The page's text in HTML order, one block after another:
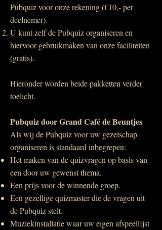
Pubquiz voor onze rekening (€10,- per
deelnemer).
U kunt zelf de Pubquiz organiseren en
hiervoor gebruikmaken van onze faciliteiten
(gratis).
Hieronder worden beide pakketten verder
toelicht.
Pubquiz door Grand Café de Beuntjes
Als wij de Pubquiz voor uw gezelschap
organiseren is standaard inbegrepen:
Het maken van de quizvragen op basis van
een door uw gewenst thema.
Een prijs voor de winnende groep.
Een gezellige quizmaster die de vragen uit
de Pubquiz stelt.
Muziekinstallatie waar uw eigen afspeellijst